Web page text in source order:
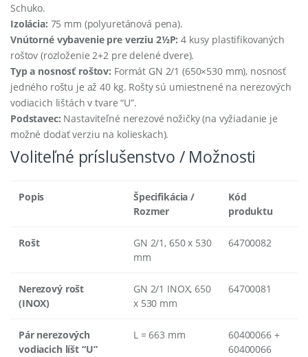
Schuko.
Izolácia: 75 mm (polyuretánová pena).
Vnútorné vybavenie pre verziu 2½P: 4 kusy plastifikovaných
roštov (rozloženie 2+2 pre delené dvere).
Typ a nosnosť roštov: Formát GN 2/1 (650×530 mm), nosnosť
jedného roštu je až 40 kg. Rošty sú umiestnené na nerezových
vodiacich lištách v tvare “U”.
Podstavec: Nastaviteľné nerezové nožičky (na vyžiadanie je
možné dodať verziu na kolieskach).
Voliteľné príslušenstvo / Možnosti
Popis
Špecifikácia /
Rozmer
Kód
produktu
Rošt
GN 2/1, 650 x 530
mm
64700082
Nerezový rošt
(INOX)
GN 2/1 INOX, 650
x 530 mm
64700081
Pár nerezových
vodiacich líšt “U”
L = 663 mm
60400066 +
60400066